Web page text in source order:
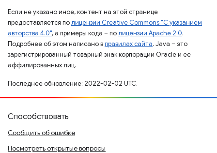
Если не указано иное, контент на этой странице
предоставляется полицензии Creative Commons "С указанием
авторства 4.0", а примеры кода – полицензии Apache 2.0.
Подробнее об этом написано вправилах сайта. Java – это
зарегистрированный товарный знак корпорации Oracle и ее
аффилированных лиц.
Последнее обновление: 2022-02-02 UTC.
Способствовать
Сообщить об ошибке
Посмотреть открытые вопросы